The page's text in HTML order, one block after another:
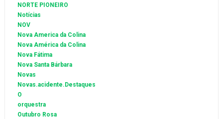
NORTE PIONEIRO
Notícias
NOV
Nova America da Colina
Nova América da Colina
Nova Fátima
Nova Santa Bárbara
Novas
Novas.acidente.Destaques
O
orquestra
Outubro Rosa